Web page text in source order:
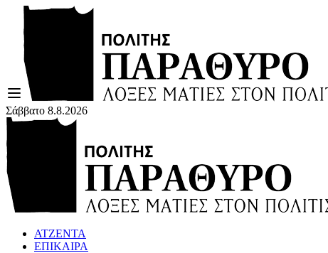
Σάββατο 8.8.2026
ΑΤΖΕΝΤΑ
ΕΠΙΚΑΙΡΑ